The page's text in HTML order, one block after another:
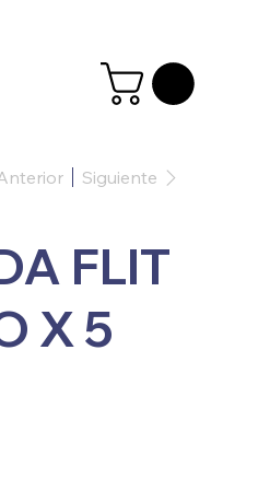
Siguiente
FLIT
X 5